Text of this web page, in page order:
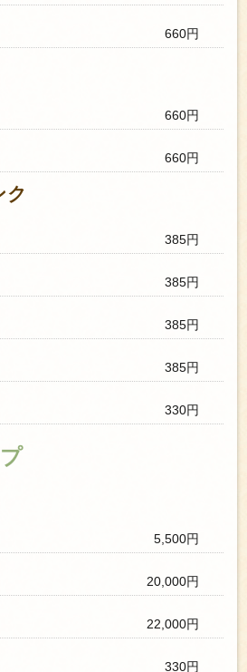
660円
660円
660円
ク
385円
385円
385円
385円
330円
5,500円
20,000円
22,000円
330円